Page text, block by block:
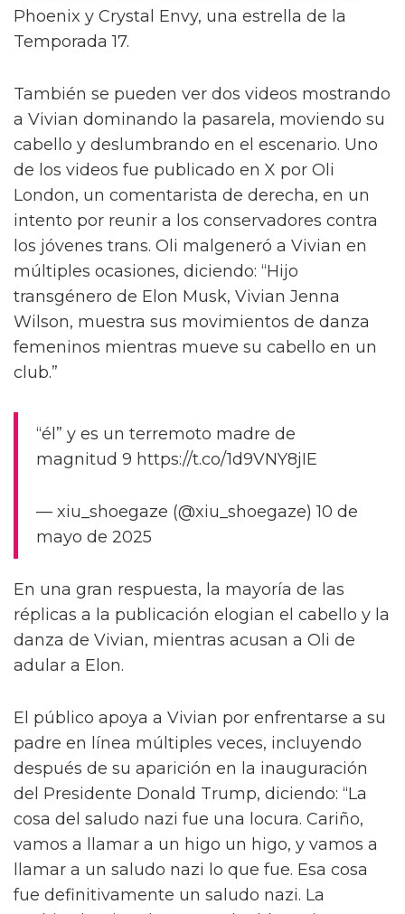
Phoenix y Crystal Envy, una estrella de la
Temporada 17.
También se pueden ver dos videos mostrando
a Vivian dominando la pasarela, moviendo su
cabello y deslumbrando en el escenario. Uno
de los videos fue publicado en X por Oli
London, un comentarista de derecha, en un
intento por reunir a los conservadores contra
los jóvenes trans. Oli malgeneró a Vivian en
múltiples ocasiones, diciendo: “Hijo
transgénero de Elon Musk, Vivian Jenna
Wilson, muestra sus movimientos de danza
femeninos mientras mueve su cabello en un
club.”
“él” y es un terremoto madre de
magnitud 9 https://t.co/1d9VNY8jIE
— xiu_shoegaze (@xiu_shoegaze) 10 de
mayo de 2025
En una gran respuesta, la mayoría de las
réplicas a la publicación elogian el cabello y la
danza de Vivian, mientras acusan a Oli de
adular a Elon.
El público apoya a Vivian por enfrentarse a su
padre en línea múltiples veces, incluyendo
después de su aparición en la inauguración
del Presidente Donald Trump, diciendo: “La
cosa del saludo nazi fue una locura. Cariño,
vamos a llamar a un higo un higo, y vamos a
llamar a un saludo nazi lo que fue. Esa cosa
fue definitivamente un saludo nazi. La